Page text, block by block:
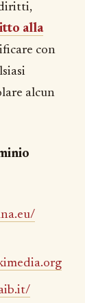
alla
con
alcun